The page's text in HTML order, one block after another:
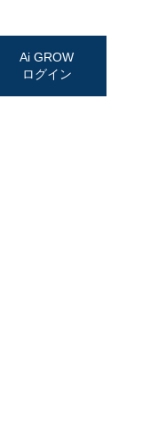
い合わせ
Ai GROW
ログイン